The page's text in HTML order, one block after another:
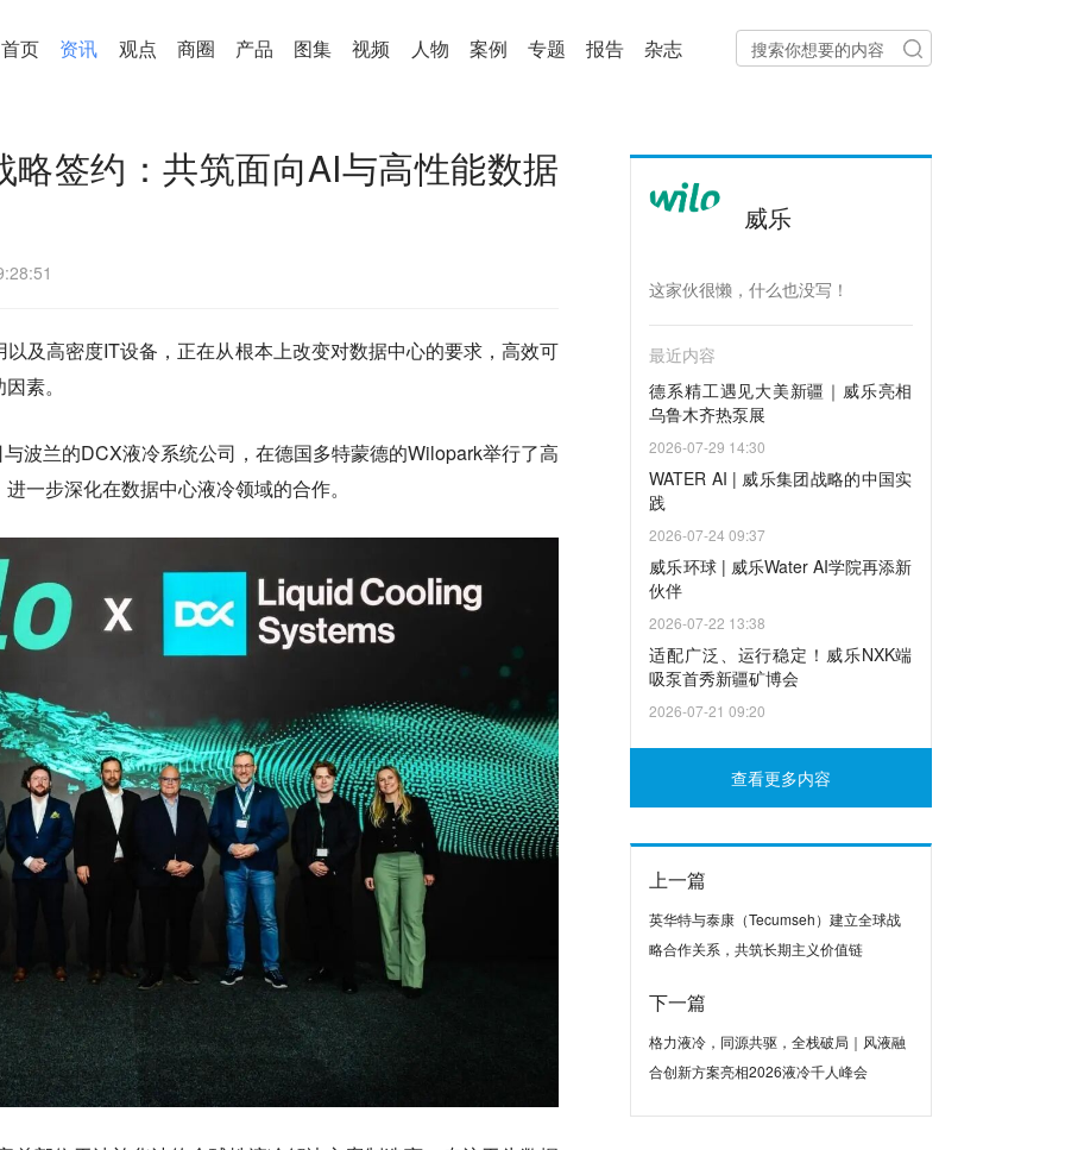
首页 资讯 观点 商圈 产品 图集 视频 人物 案例 专题 报告 杂志
签约：共筑面向AI与高性能数据
及高密度IT设备，正在从根本上改变对数据中心的要求，高效可
素。
波兰的DCX液冷系统公司，在德国多特蒙德的Wilopark举行了高
一步深化在数据中心液冷领域的合作。
威乐
这家伙很懒，什么也没写！
最近内容
德系精工遇见大美新疆｜威乐亮相
乌鲁木齐热泵展
2026-07-29 14:30
WATER AI | 威乐集团战略的中国实
践
2026-07-24 09:37
威乐环球 | 威乐Water AI学院再添新
伙伴
2026-07-22 13:38
适配广泛、运行稳定！威乐NXK端
吸泵首秀新疆矿博会
2026-07-21 09:20
查看更多内容
上一篇
英华特与泰康（Tecumseh）建立全球战
略合作关系，共筑长期主义价值链
下一篇
格力液冷，同源共驱，全栈破局｜风液融
合创新方案亮相2026液冷千人峰会